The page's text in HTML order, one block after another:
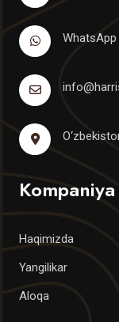
WhatsApp
Kompaniya
Haqimizda
Yangilikar
Aloqa